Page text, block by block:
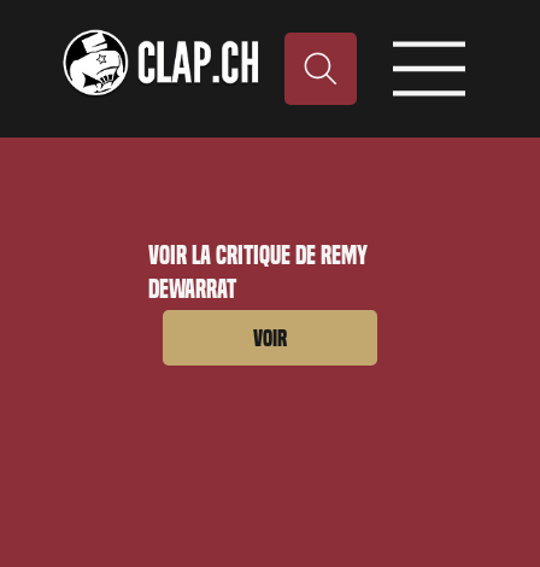
Voir la critique de Remy
Dewarrat
Voir